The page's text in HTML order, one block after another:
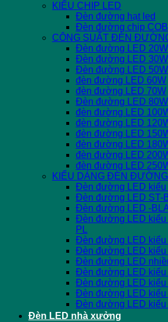
KIỂU CHIP LED
Đèn đường hạt led
Đèn đường chip COB
CÔNG SUẤT ĐÈN
Đèn đường LED 20W
Đèn đường LED 30W
Đèn đường LED 50W
đèn đường LED 60W
đèn đường LED 70W
Đèn đường LED 80W
đèn đường LED
đèn đường LED
đèn đường LED
đèn đường LED
đèn đường LED
đèn đường LED
KIỂU DÁNG ĐÈN
Đèn đường LED kiểu
Đèn đường LED ST-
Đèn đường LED -
Đèn đường LED kiểu
PL
Đèn đường LED kiểu
Đèn đường LED kiểu
Đèn đường LED
Đèn đường LED kiểu
Đèn đường LED kiểu
Đèn đường LED kiểu
Đèn đường LED
Đèn LED nhà xưởng